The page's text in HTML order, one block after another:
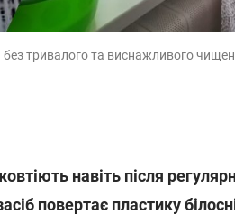
тривалого та виснажливого
навіть після
повертає пластику